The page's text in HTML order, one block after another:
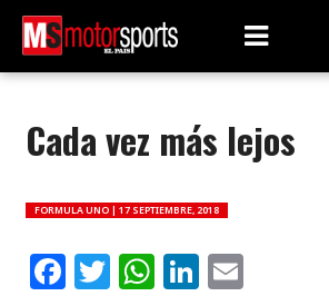
Cada vez más lejos
FORMULA UNO | 17 SEPTIEMBRE, 2018
Facebook
Twitter
WhatsApp
LinkedIn
Email